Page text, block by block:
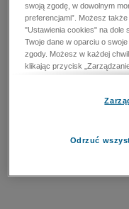
swoją zgodę, w dowolnym
preferencjami”. Możesz
"Ustawienia cookies" na dole
Twoje dane w oparciu o
zgody. Możesz w każdej
klikając przycisk
cookies" na dole strony. Nie
zapobiegania oszustwom i
przetwarzaniu danych
Odrzuć